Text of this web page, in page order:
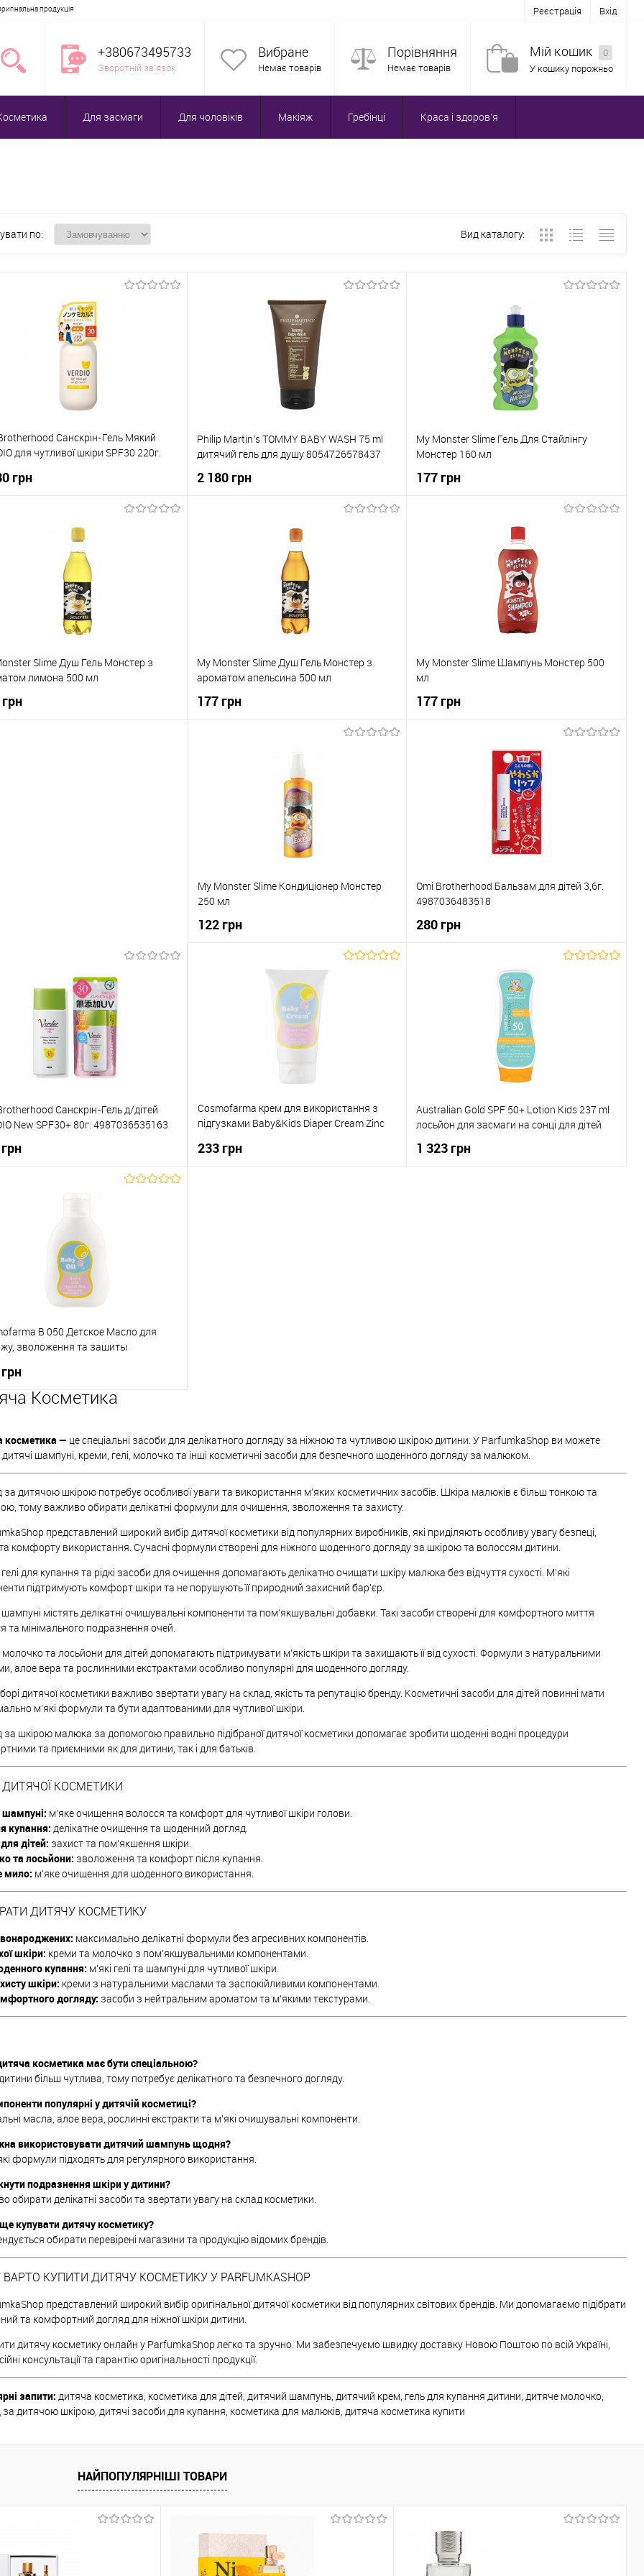
продукція Реєстрація Вхід
+380673495733
Зворотній зв'язок
Вибране
Немає товарів
Порівняння
Немає товарів
Мій кошик
0
У кошику порожньо
Для засмаги Для чоловіків Макіяж Гребінці Краса і здоров'я
по: Вид каталогу:
Санскрін-Гель Mякий
для чутливої шкіри SPF30 220г.
грн
Philip Martin's TOMMY BABY WASH 75 ml
дитячий гель для душу 8054726578437
2 180 грн
My Monster Slime Гель Для Стайлінгу
Монстер 160 мл
177 грн
Slime Душ Гель Монстер з
лимона 500 мл
My Monster Slime Душ Гель Монстер з
ароматом апельсина 500 мл
177 грн
My Monster Slime Шампунь Монстер 500
мл
177 грн
My Monster Slime Кондиціонер Монстер
250 мл
122 грн
Купити в 1 клік
Omi Brotherhood Бальзам для дітей 3,6г.
4987036483518
280 грн
Санскрін-Гель д/дітей
New SPF30+ 80г. 4987036535163
Cosmofarma крем для використання з
підгузками Baby&Kids Diaper Cream Zinc
233 грн
Australian Gold SPF 50+ Lotion Kids 237 ml
лосьйон для засмаги на сонці для дітей
1 323 грн
B 050 Детское Масло для
зволоження та защиты
в 1 клік
До порівняння
обраного
В наявності
Косметика
косметика — це спеціальні засоби для делікатного догляду за ніжною та чутливою шкірою дитини. У ParfumkaShop ви можете
дитячі шампуні, креми, гелі, молочко та інші косметичні засоби для безпечного щоденного догляду за малюком.
за дитячою шкірою потребує особливої уваги та використання м’яких косметичних засобів. Шкіра малюків є більш тонкою та
тому важливо обирати делікатні формули для очищення, зволоження та захисту.
представлений широкий вибір дитячої косметики від популярних виробників, які приділяють особливу увагу безпеці,
та комфорту використання. Сучасні формули створені для ніжного щоденного догляду за шкірою та волоссям дитини.
для купання та рідкі засоби для очищення допомагають делікатно очищати шкіру малюка без відчуття сухості. М’які
підтримують комфорт шкіри та не порушують її природний захисний бар’єр.
містять делікатні очищувальні компоненти та пом’якшувальні добавки. Такі засоби створені для комфортного миття
та мінімального подразнення очей.
та лосьйони для дітей допомагають підтримувати м’якість шкіри та захищають її від сухості. Формули з натуральними
алое вера та рослинними екстрактами особливо популярні для щоденного догляду.
дитячої косметики важливо звертати увагу на склад, якість та репутацію бренду. Косметичні засоби для дітей повинні мати
м’які формули та бути адаптованими для чутливої шкіри.
за шкірою малюка за допомогою правильно підібраної дитячої косметики допомагає зробити щоденні водні процедури
та приємними як для дитини, так і для батьків.
КОСМЕТИКИ
шампуні: м’яке очищення волосся та комфорт для чутливої шкіри голови.
купання: делікатне очищення та щоденний догляд.
дітей: захист та пом’якшення шкіри.
та лосьйони: зволоження та комфорт після купання.
мило: м’яке очищення для щоденного використання.
ДИТЯЧУ КОСМЕТИКУ
максимально делікатні формули без агресивних компонентів.
шкіри: креми та молочко з пом’якшувальними компонентами.
купання: м’які гелі та шампуні для чутливої шкіри.
шкіри: креми з натуральними маслами та заспокійливими компонентами.
догляду: засоби з нейтральним ароматом та м’якими текстурами.
косметика має бути спеціальною?
більш чутлива, тому потребує делікатного та безпечного догляду.
популярні у дитячій косметиці?
масла, алое вера, рослинні екстракти та м’які очищувальні компоненти.
використовувати дитячий шампунь щодня?
формули підходять для регулярного використання.
подразнення шкіри у дитини?
обирати делікатні засоби та звертати увагу на склад косметики.
купувати дитячу косметику?
обирати перевірені магазини та продукцію відомих брендів.
КУПИТИ ДИТЯЧУ КОСМЕТИКУ У PARFUMKASHOP
представлений широкий вибір оригінальної дитячої косметики від популярних світових брендів. Ми допомагаємо підібрати
та комфортний догляд для ніжної шкіри дитини.
дитячу косметику онлайн у ParfumkaShop легко та зручно. Ми забезпечуємо швидку доставку Новою Поштою по всій Україні,
консультації та гарантію оригінальності продукції.
запити: дитяча косметика, косметика для дітей, дитячий шампунь, дитячий крем, гель для купання дитини, дитяче молочко,
за дитячою шкірою, дитячі засоби для купання, косметика для малюків, дитяча косметика купити
НАЙПОПУЛЯРНІШІ ТОВАРИ